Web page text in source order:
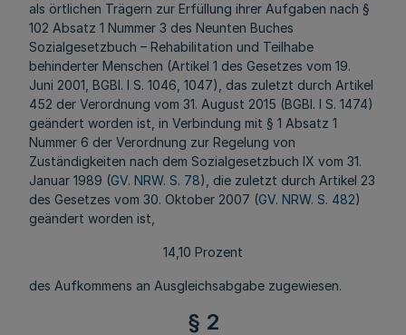
als örtlichen Trägern zur Erfüllung ihrer Aufgaben nach §
102 Absatz 1 Nummer 3 des Neunten Buches
Sozialgesetzbuch – Rehabilitation und Teilhabe
behinderter Menschen (Artikel 1 des Gesetzes vom 19.
Juni 2001, BGBl. I S. 1046, 1047), das zuletzt durch Artikel
452 der Verordnung vom 31. August 2015 (BGBl. I S. 1474)
geändert worden ist, in Verbindung mit § 1 Absatz 1
Nummer 6 der Verordnung zur Regelung von
Zuständigkeiten nach dem Sozialgesetzbuch IX vom 31.
Januar 1989 (GV. NRW. S. 78), die zuletzt durch Artikel 23
des Gesetzes vom 30. Oktober 2007 (GV. NRW. S. 482)
geändert worden ist,
14,10 Prozent
des Aufkommens an Ausgleichsabgabe zugewiesen.
§ 2